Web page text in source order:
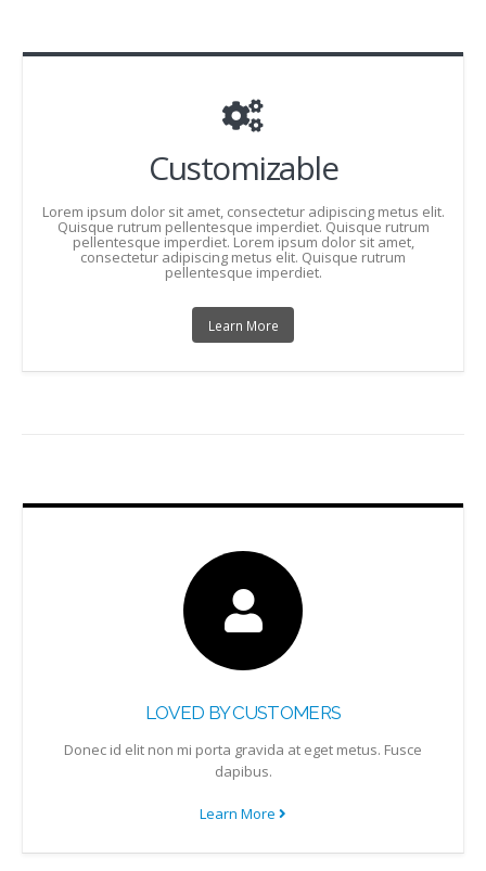
Customizable
Lorem ipsum dolor sit amet, consectetur adipiscing metus elit.
Quisque rutrum pellentesque imperdiet. Quisque rutrum
pellentesque imperdiet. Lorem ipsum dolor sit amet,
consectetur adipiscing metus elit. Quisque rutrum
pellentesque imperdiet.
Learn More
LOVED BY CUSTOMERS
Donec id elit non mi porta gravida at eget metus. Fusce
dapibus.
Learn More